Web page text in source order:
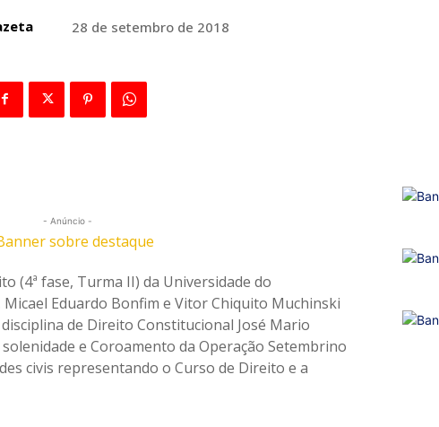
28 de setembro de 2018
- Anúncio -
(4ª fase, Turma II) da Universidade do
Eduardo Bonfim e Vitor Chiquito Muchinski
de Direito Constitucional José Mario
e Coroamento da Operação Setembrino
civis representando o Curso de Direito e a